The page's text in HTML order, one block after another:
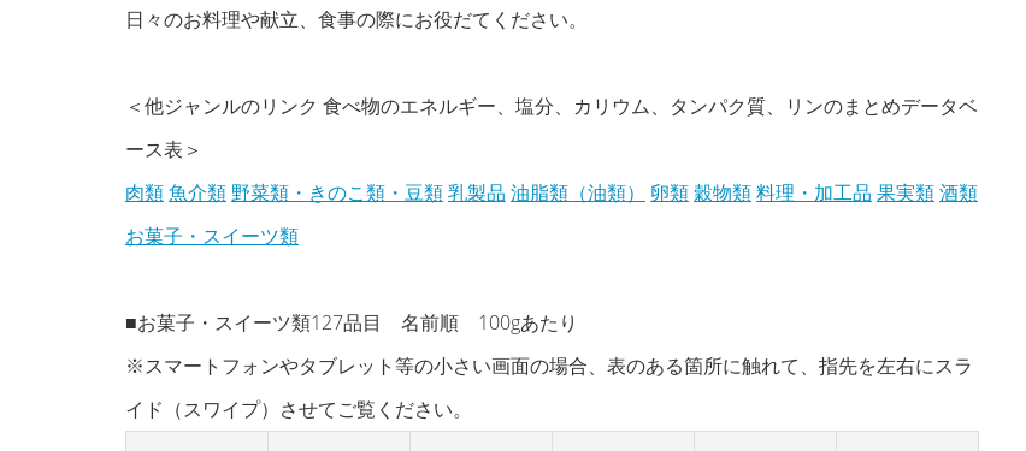
日々のお料理や献立、食事の際にお役だてください。
＜他ジャンルのリンク 食べ物のエネルギー、塩分、カリウム、タンパク質、リンのまとめデータベ
ース表＞
肉類魚介類野菜類・きのこ類・豆類乳製品 油脂類（油類） 卵類穀物類料理・加工品 果実類酒類
お菓子・スイーツ類
■お菓子・スイーツ類127品目 名前順 100gあたり
※スマートフォンやタブレット等の小さい画面の場合、表のある箇所に触れて、指先を左右にスラ
イド（スワイプ）させてご覧ください。